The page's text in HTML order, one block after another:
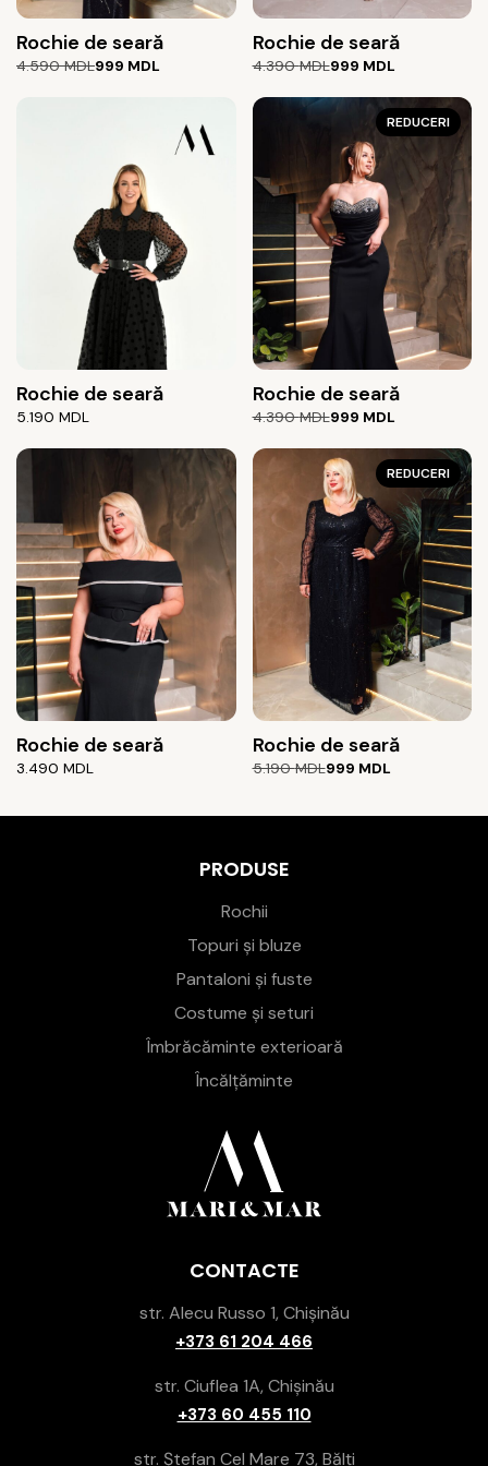
Rochie de seară
4.590MDL
Prețul
999 MDL
Prețul
Rochie de seară
4.390MDL
Prețul
a
999 MDL
Prețul
este:
Rochie de seară
5.190 MDL
REDUCERI
Rochie de seară
4.390MDL
Prețul
a
4.390 MDL.
999 MDL
Prețul
este:
Rochie de seară
3.490 MDL
REDUCERI
Rochie de seară
5.190MDL
Prețul
999 MDL
Prețul
PRODUSE
Rochii
Topuri și bluze
Pantaloni și fuste
Costume și seturi
Îmbrăcăminte exterioară
Încălțăminte
CONTACTE
str. Alecu Russo 1, Chișinău
+373 61 204 466
str. Ciuflea 1A, Chișinău
+373 60 455 110
str. Ștefan Cel Mare 73, Bălți